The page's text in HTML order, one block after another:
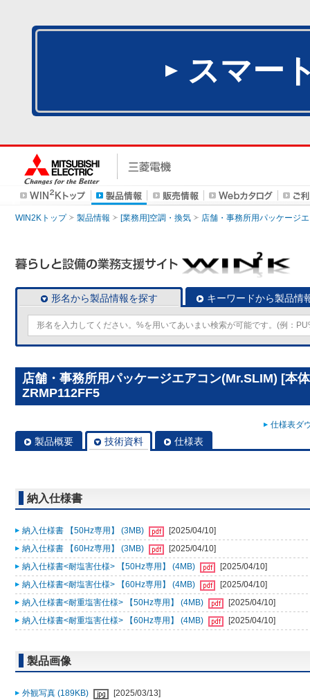
スマー
WIN2Kトップ 製品情報 [業務用]空調・換気 店舗・事務所用パッケージ
形名から製品情報を探す キーワードから製品情
店舗・事務所用パッケージエアコン(Mr.SLIM) [本
ZRMP112FF5
仕様表ダ
製品概要 技術資料 仕様表
納入仕様書
納入仕様書 【50Hz専用】 (3MB)
[2025/04/10]
納入仕様書 【60Hz専用】 (3MB)
[2025/04/10]
納入仕様書<耐塩害仕様> 【50Hz専用】 (4MB)
[2025/04/10]
納入仕様書<耐塩害仕様> 【60Hz専用】 (4MB)
[2025/04/10]
納入仕様書<耐重塩害仕様> 【50Hz専用】 (4MB)
[2025/04/10]
納入仕様書<耐重塩害仕様> 【60Hz専用】 (4MB)
[2025/04/10]
製品画像
外観写真 (189KB) [2025/03/13]